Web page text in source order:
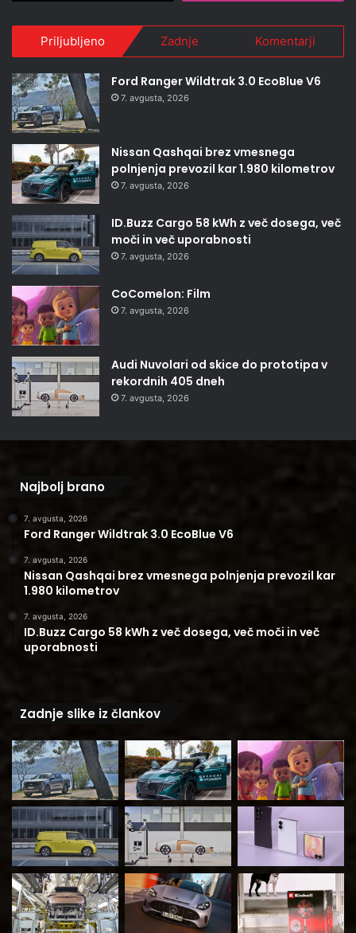
Priljubljeno Zadnje Komentarji
Ford Ranger Wildtrak 3.0 EcoBlue V6
7. avgusta, 2026
Nissan Qashqai brez vmesnega
polnjenja prevozil kar 1.980 kilometrov
7. avgusta, 2026
ID.Buzz Cargo 58 kWh z več dosega, več
moči in več uporabnosti
7. avgusta, 2026
CoComelon: Film
7. avgusta, 2026
Audi Nuvolari od skice do prototipa v
rekordnih 405 dneh
7. avgusta, 2026
Najbolj brano
7. avgusta, 2026
Ford Ranger Wildtrak 3.0 EcoBlue V6
7. avgusta, 2026
Nissan Qashqai brez vmesnega polnjenja prevozil kar
1.980 kilometrov
7. avgusta, 2026
ID.Buzz Cargo 58 kWh z več dosega, več moči in več
uporabnosti
Zadnje slike iz člankov